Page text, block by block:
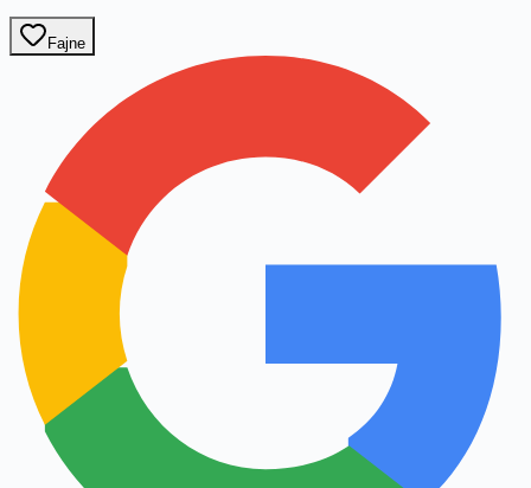
Fajne